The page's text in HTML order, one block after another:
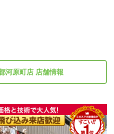
河原町店 店舗情報